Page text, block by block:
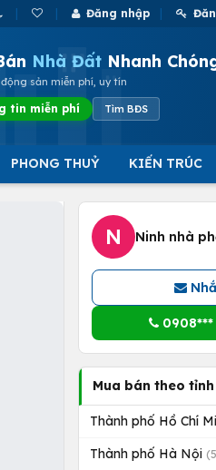
Đăng nhập
Nhà Đất Nhanh
sản miễn phí, uy tín
tin miễn phí Tìm BĐS
PHONG THUỶ KIẾN TRÚC
N Ninh nhà
0908***
Mua bán theo tỉnh
Thành phố Hồ Chí
Thành phố Hà Nội